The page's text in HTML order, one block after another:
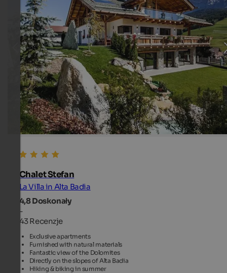
Chalet Stefan
La Villa in Alta Badia
4,8Doskonały
-
43 Recenzje
Exclusive apartments
Furnished with natural materials
Fantastic view of the Dolomites
Directly on the slopes of Alta Badia
Hiking & biking in summer